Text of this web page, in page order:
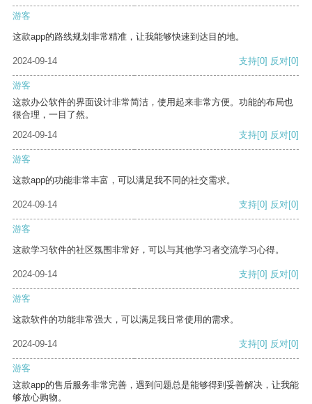
游客
这款app的路线规划非常精准，让我能够快速到达目的地。
2024-09-14 支持[0] 反对[0]
游客
这款办公软件的界面设计非常简洁，使用起来非常方便。功能的布局也
很合理，一目了然。
2024-09-14
支持[0] 反对[0]
游客
这款app的功能非常丰富，可以满足我不同的社交需求。
2024-09-14 支持[0] 反对[0]
游客
这款学习软件的社区氛围非常好，可以与其他学习者交流学习心得。
2024-09-14 支持[0] 反对[0]
游客
这款软件的功能非常强大，可以满足我日常使用的需求。
2024-09-14 支持[0] 反对[0]
游客
这款app的售后服务非常完善，遇到问题总是能够得到妥善解决，让我能
够放心购物。